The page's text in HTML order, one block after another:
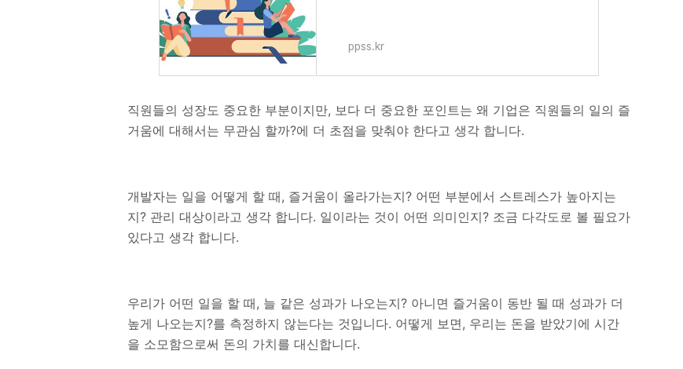
ppss.kr
직원들의 성장도 중요한 부분이지만, 보다 더 중요한 포인트는 왜 기업은 직원들의 일의 즐
거움에 대해서는 무관심 할까?에 더 초점을 맞춰야 한다고 생각 합니다.
개발자는 일을 어떻게 할 때, 즐거움이 올라가는지? 어떤 부분에서 스트레스가 높아지는
지? 관리 대상이라고 생각 합니다. 일이라는 것이 어떤 의미인지? 조금 다각도로 볼 필요가
있다고 생각 합니다.
우리가 어떤 일을 할 때, 늘 같은 성과가 나오는지? 아니면 즐거움이 동반 될 때 성과가 더
높게 나오는지?를 측정하지 않는다는 것입니다. 어떻게 보면, 우리는 돈을 받았기에 시간
을 소모함으로써 돈의 가치를 대신합니다.